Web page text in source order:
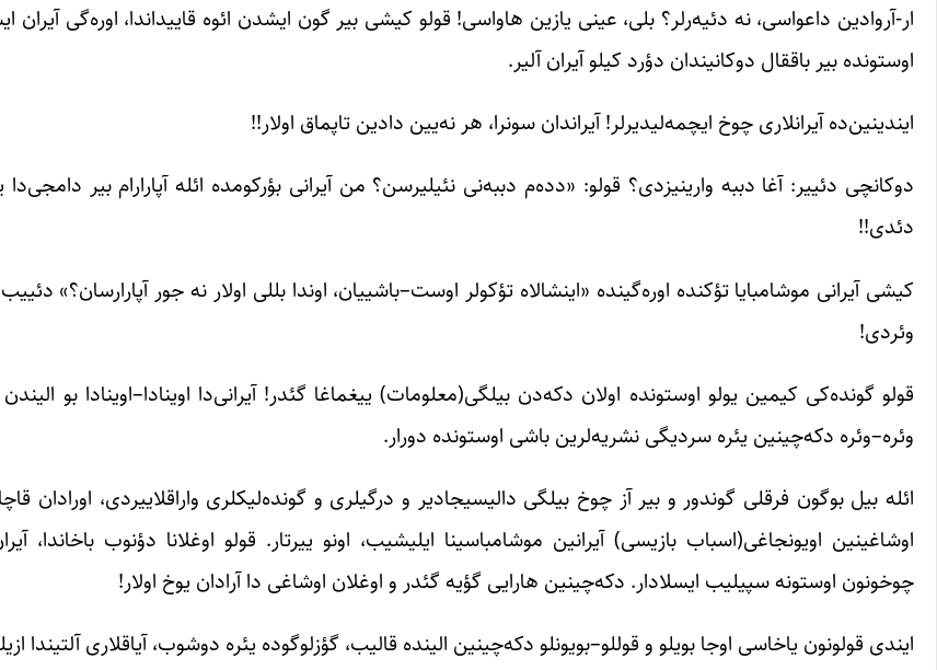
ار-آروادین داعواسی، نه دئیه‌رلر؟ بلی، عینی یازین هاواسی! قولو کیشی بیر گون ایشدن ائوه قاییداندا، اوره‌گی آیران
اوستونده بیر باققال دوکانیندان دؤرد کیلو آیران آلیر.
ایندینین‌ده آیرانلاری چوخ ایچمه‌لیدیرلر! آیراندان سونرا، هر نه‌یین دادین تاپماق اولار!!
دوکانچی دئییر: آغا دببه وارینیزدی؟ قولو: «دده‌م دببه‌نی نئیلیرسن؟ من آیرانی بؤرکومده ائله آپارارام بیر دامجی‌دا
دئدی!!
کیشی آیرانی موشامبایا تؤکنده اوره‌گینده «اینشالاه تؤکولر اوست–باشییان، اوندا بللی اولار نه جور آپارارسان؟» دئییب،
وئردی!
قولو گونده‌کی کیمین یولو اوستونده اولان دکه‌دن بیلگی(معلومات) ییغماغا گئدر! آیرانی‌دا اوینادا–اوینادا بو الیندن
وئره–وئره دکه‌چینین یئره سردیگی نشریه‌لرین باشی اوستونده دورار.
ائله بیل بوگون فرقلی گوندور و بیر آز چوخ بیلگی دالیسیجادیر و درگیلری و گونده‌لیکلری واراقلاییردی، اورادان
اوشاغینین اویونجاغی(اسباب بازیسی) آیرانین موشامباسینا ایلیشیب، اونو ییرتار. قولو اوغلانا دؤنوب باخاندا،
چوخونون اوستونه سپیلیب ایسلادار. دکه‌چینین هارایی گؤیه گئدر و اوغلان اوشاغی دا آرادان یوخ اولار!
ایندی قولونون یاخاسی اوجا بویلو و قوللو–بویونلو دکه‌چینین الینده قالیب، گؤزلوگوده یئره دوشوب، آیاقلاری آلتیندا